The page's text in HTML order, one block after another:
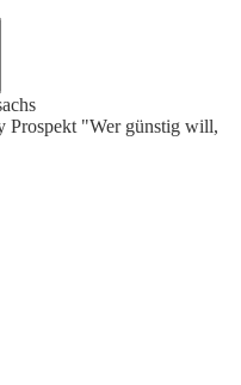
Prospekt "Wer günstig will,